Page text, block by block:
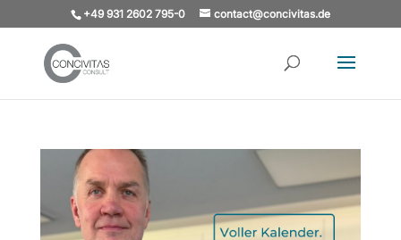
+49 931 2602 795-0 contact@concivitas.de